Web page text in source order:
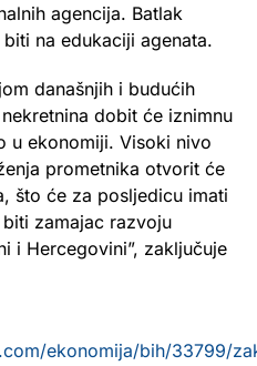
agencija. Batlak
na edukaciji agenata.
današnjih i budućih
dobit će iznimnu
u ekonomiji. Visoki nivo
prometnika otvorit će
što će za posljedicu imati
zamajac razvoju
i Hercegovini”, zaključuje
ekonomija/bih/33799/